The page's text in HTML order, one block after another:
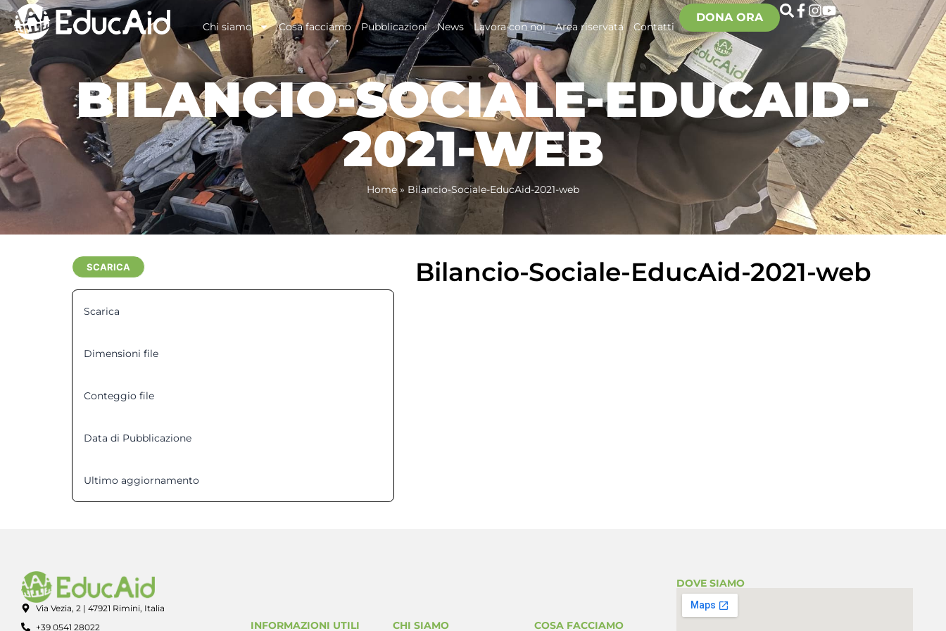
Chi siamo Cosa facciamo Pubblicazioni News Lavora con noi Area riservata Contatti
DONA ORA
BILANCIO-SOCIALE-EDUCAID-
2021-WEB
Home» Bilancio-Sociale-EducAid-2021-web
SCARICA
Scarica
Dimensioni file
Conteggio file
Data di Pubblicazione
Ultimo aggiornamento
Bilancio-Sociale-EducAid-2021-web
Via Vezia, 2 | 47921 Rimini, Italia
+39 0541 28022
INFORMAZIONI UTILI CHI SIAMO COSA FACCIAMO
DOVE SIAMO